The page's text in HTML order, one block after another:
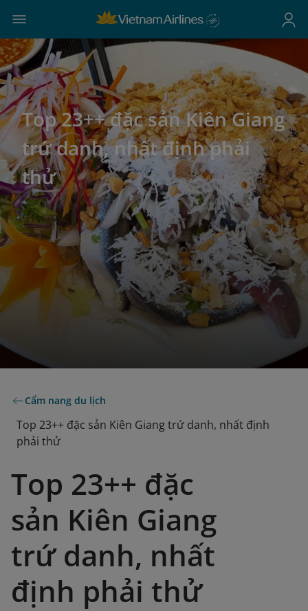
Top 23++ đặc sản Kiên Giang
trứ danh, nhất định phải
thử
Cẩm nang du lịch
Top 23++ đặc sản Kiên Giang trứ danh, nhất định
phải thử
Top 23++ đặc
sản Kiên Giang
trứ danh, nhất
định phải thử